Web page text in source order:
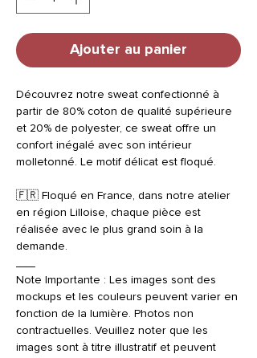
Ajouter au panier
Découvrez notre sweat confectionné à
partir de 80% coton de qualité supérieure
et 20% de polyester, ce sweat offre un
confort inégalé avec son intérieur
molletonné. Le motif délicat est floqué.
🇫🇷 Floqué en France, dans notre atelier
en région Lilloise, chaque pièce est
réalisée avec le plus grand soin à la
demande.
Note Importante : Les images sont des
mockups et les couleurs peuvent varier en
fonction de la lumière. Photos non
contractuelles. Veuillez noter que les
images sont à titre illustratif et peuvent